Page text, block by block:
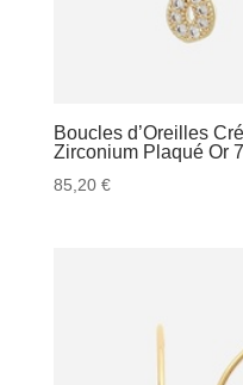
Boucles d’Oreilles
Zirconium Plaqué Or
85,20 €